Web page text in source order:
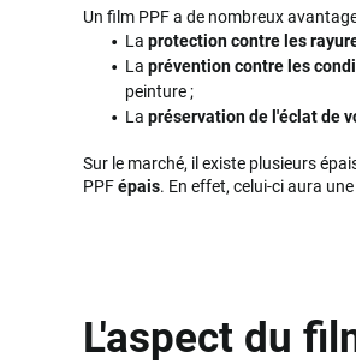
Un film PPF a de nombreux
La protection contre les
La prévention contre les
peinture ;
La préservation de l'éclat de
Sur le marché, il existe plusieurs
PPFépais. En effet, celui-ci aura une
L'aspect du